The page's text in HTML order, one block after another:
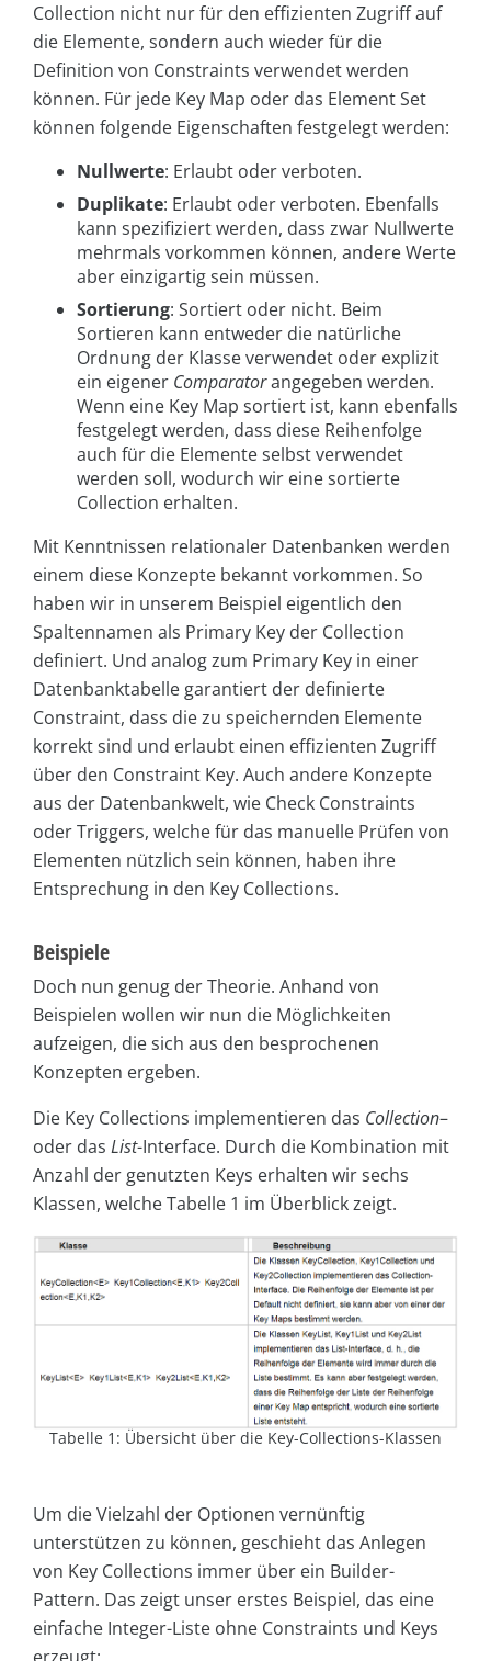
Collection nicht nur für den effizienten Zugriff auf
die Elemente, sondern auch wieder für die
Definition von Constraints verwendet werden
können. Für jede Key Map oder das Element Set
können folgende Eigenschaften festgelegt werden:
Nullwerte: Erlaubt oder verboten.
Duplikate: Erlaubt oder verboten. Ebenfalls
kann spezifiziert werden, dass zwar Nullwerte
mehrmals vorkommen können, andere Werte
aber einzigartig sein müssen.
Sortierung: Sortiert oder nicht. Beim
Sortieren kann entweder die natürliche
Ordnung der Klasse verwendet oder explizit
ein eigener Comparatorangegeben werden.
Wenn eine Key Map sortiert ist, kann ebenfalls
festgelegt werden, dass diese Reihenfolge
auch für die Elemente selbst verwendet
werden soll, wodurch wir eine sortierte
Collection erhalten.
Mit Kenntnissen relationaler Datenbanken werden
einem diese Konzepte bekannt vorkommen. So
haben wir in unserem Beispiel eigentlich den
Spaltennamen als Primary Key der Collection
definiert. Und analog zum Primary Key in einer
Datenbanktabelle garantiert der definierte
Constraint, dass die zu speichernden Elemente
korrekt sind und erlaubt einen effizienten Zugriff
über den Constraint Key. Auch andere Konzepte
aus der Datenbankwelt, wie Check Constraints
oder Triggers, welche für das manuelle Prüfen von
Elementen nützlich sein können, haben ihre
Entsprechung in den Key Collections.
Beispiele
Doch nun genug der Theorie. Anhand von
Beispielen wollen wir nun die Möglichkeiten
aufzeigen, die sich aus den besprochenen
Konzepten ergeben.
Die Key Collections implementieren das Collection–
oder das List-Interface. Durch die Kombination mit
Anzahl der genutzten Keys erhalten wir sechs
Klassen, welche Tabelle 1 im Überblick zeigt.
Tabelle 1: Übersicht über die Key-Collections-Klassen
Um die Vielzahl der Optionen vernünftig
unterstützen zu können, geschieht das Anlegen
von Key Collections immer über ein Builder-
Pattern. Das zeigt unser erstes Beispiel, das eine
einfache Integer-Liste ohne Constraints und Keys